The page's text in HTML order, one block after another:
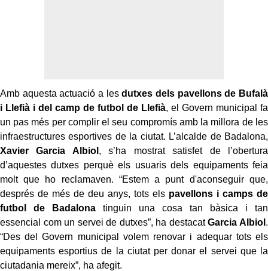
Amb aquesta actuació a lesdutxes dels pavellons de Bufalà
i Llefià i del camp de futbol de Llefià, el Govern municipal fa
un pas més per complir el seu compromís amb la millora de les
infraestructures esportives de la ciutat. L’alcalde de Badalona,
Xavier Garcia Albiol , s’ha mostrat satisfet de l’obertura
d’aquestes dutxes perquè els usuaris dels equipaments feia
molt que ho reclamaven. “Estem a punt d'aconseguir que,
després de més de deu anys, tots els pavellons i camps de
futbol de Badalona tinguin una cosa tan bàsica i tan
essencial com un servei de dutxes”, ha destacatGarcia Albiol .
“Des del Govern municipal volem renovar i adequar tots els
equipaments esportius de la ciutat per donar el servei que la
ciutadania mereix”, ha afegit.